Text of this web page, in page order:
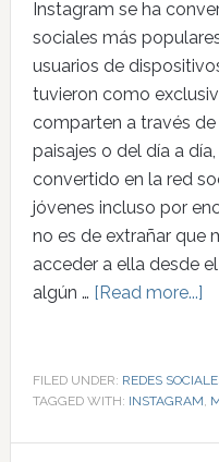
Instagram se ha
sociales más
usuarios de
tuvieron como
comparten a través
paisajes o del día a
convertido en la red
jóvenes incluso por
no es de extrañar que
acceder a ella desde
algún … [Read more...]
FILED UNDER: REDES
TAGGED WITH: INSTAGRAM,